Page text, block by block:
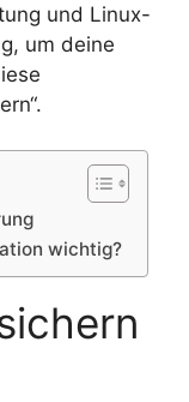
und Linux-
um deine
wichtig?